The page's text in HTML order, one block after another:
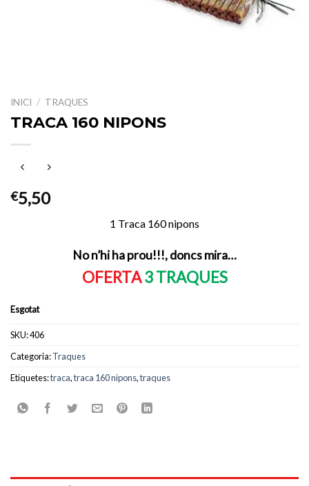
INICI / TRAQUES
TRACA 160 NIPONS
€5,50
1 Traca 160 nipons
No n’hi ha prou!!!, doncs mira…
OFERTA3 TRAQUES
Esgotat
SKU:406
Categoria:Traques
Etiquetes:traca,traca 160 nipons,traques